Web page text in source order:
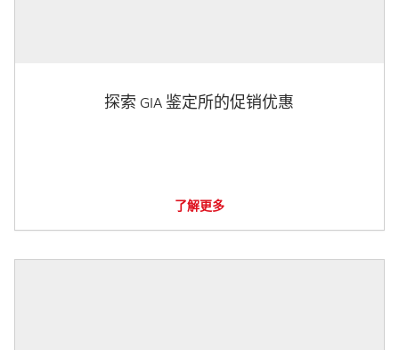
探索 GIA 鉴定所的促销优惠
了解更多